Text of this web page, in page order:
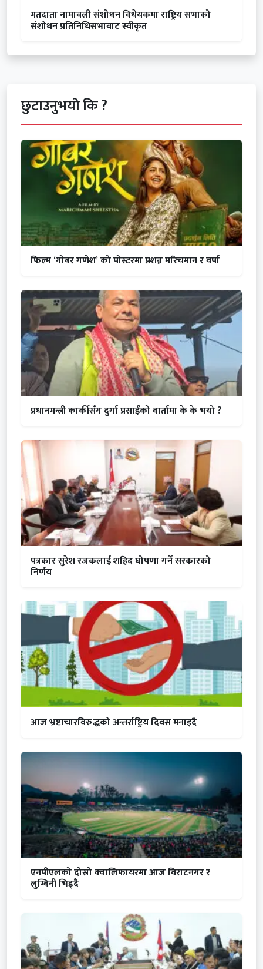
मतदाता नामावली संशोधन विधेयकमा राष्ट्रिय सभाको
संशोधन प्रतिनिधिसभाबाट स्वीकृत
छुटाउनुभयो कि ?
फिल्म ‘गोबर गणेश’ को पोस्टरमा प्रशन्न मरिचमान र वर्षा
प्रधानमन्त्री कार्कीसँग दुर्गा प्रसाईंको वार्तामा के के भयो ?
पत्रकार सुरेश रजकलाई शहिद घोषणा गर्ने सरकारको
निर्णय
आज भ्रष्टाचारविरुद्धको अन्तर्राष्ट्रिय दिवस मनाइदै
एनपीएलको दोस्रो क्वालिफायरमा आज विराटनगर र
लुम्बिनी भिड्दै